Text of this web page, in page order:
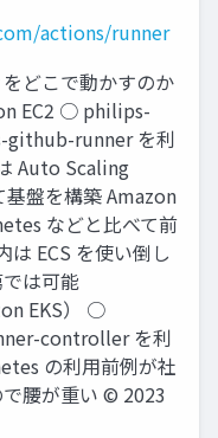
actions/runner
どこで動かすのか
EC2 ○ philips-
runner を利
Auto Scaling
盤を構築 Amazon
などと比べて前
ECS を使い倒し
は可能
EKS） ○
controller を利
の利用前例が社
腰が重い © 2023